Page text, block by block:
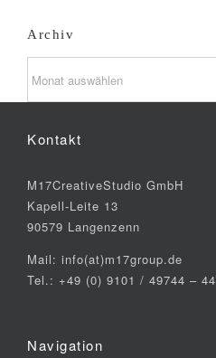
Archiv
Kontakt
M17CreativeStudio GmbH
Kapell-Leite 13
90579 Langenzenn
Mail: info(at)m17group.de
Tel.: +49 (0) 9101 / 49744 – 44
Navigation